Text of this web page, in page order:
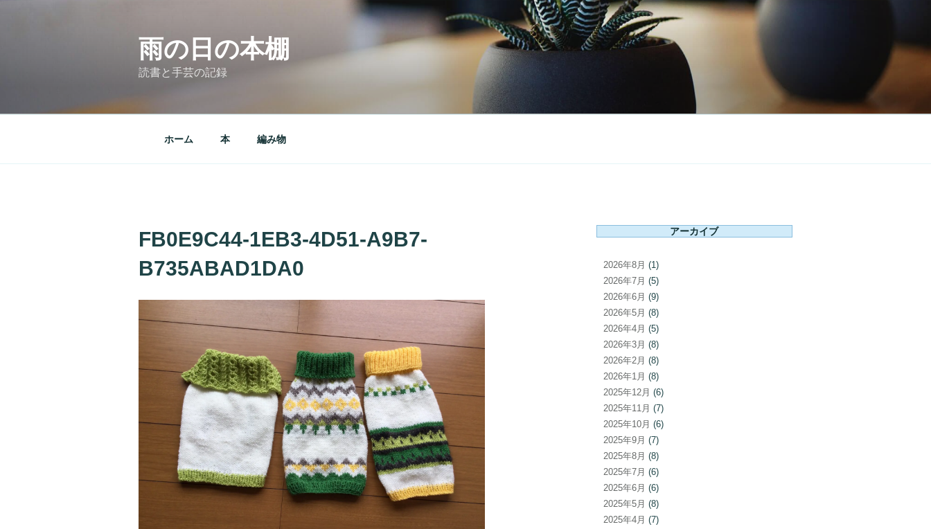
雨の日の本棚
読書と手芸の記録
ホーム 本 編み物
FB0E9C44-1EB3-4D51-A9B7-
B735ABAD1DA0
アーカイブ
2026年8月 (1)
2026年7月 (5)
2026年6月 (9)
2026年5月 (8)
2026年4月 (5)
2026年3月 (8)
2026年2月 (8)
2026年1月 (8)
2025年12月 (6)
2025年11月 (7)
2025年10月 (6)
2025年9月 (7)
2025年8月 (8)
2025年7月 (6)
2025年6月 (6)
2025年5月 (8)
2025年4月 (7)